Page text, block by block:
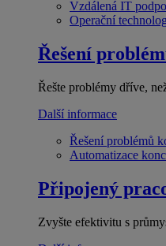
Vzdálená IT
Operační
Řešení
Řešte problémy dříve,
Další informace
Řešení problémů
Automatizace
Připojený
Zvyšte efektivitu s